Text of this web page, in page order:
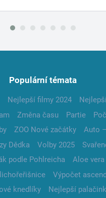
Populární témata
Nejlepší filmy 2024
Změna času Partie
ZOO Nové začátky
Auto
Dědka
Volby 2025
podle Pohlreicha
Aloe vera
Výpočet
knedlíky
Nejlepší